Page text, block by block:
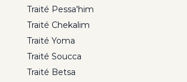
Traité Pessa'him
Traité Chekalim
Traité Yoma
Traité Soucca
Traité Betsa